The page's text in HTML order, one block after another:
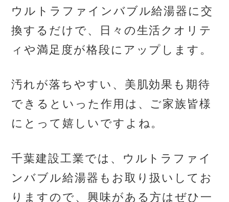
ウルトラファインバブル給湯器に交
換するだけで、日々の生活クオリテ
ィや満足度が格段にアップします。
汚れが落ちやすい、美肌効果も期待
できるといった作用は、ご家族皆様
にとって嬉しいですよね。
千葉建設工業では、ウルトラファイ
ンバブル給湯器もお取り扱いしてお
りますので、興味がある方はぜひ一